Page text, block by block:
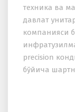
теxника ва
давлат
компанияси
precision
бўйича